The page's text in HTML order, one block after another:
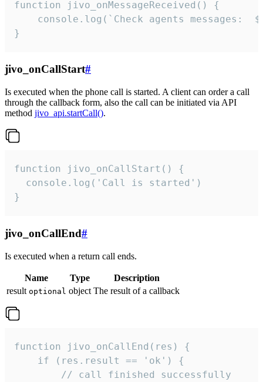
function jivo_onMessageReceived() {
}
jivo_onCallStart#
Is executed when the phone call is started. A client can order a call
through the callback form, also the call can be initiated via API
method jivo_api.startCall().
function jivo_onCallStart() {
  console.log('Call is started')
}
jivo_onCallEnd#
Is executed when a return call ends.
Name Type
Description
result optional object The result of a callback
function jivo_onCallEnd(res) {
    if (res.result == 'ok') {
        // call finished successfully